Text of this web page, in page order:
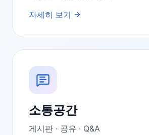
자세히 보기
소통공간
게시판 · 공유 · Q&A